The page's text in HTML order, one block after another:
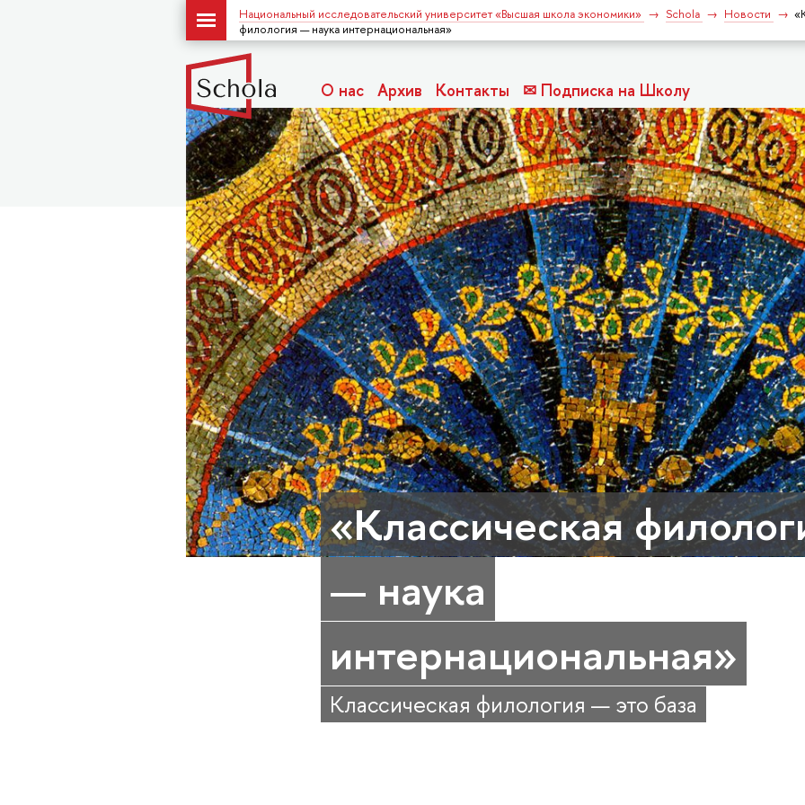
Национальный исследовательский университет «Высшая школа экономики» Schola Новости
филология — наука интернациональная»
О нас Архив Контакты ✉ Подписка на Школу
«Классическая
— наука
интернациональная»
Классическая филология — это база